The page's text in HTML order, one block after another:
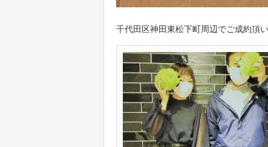
千代田区神田東松下町周辺でご成約頂